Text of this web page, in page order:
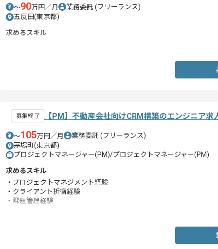
〜90万円／月 業務委託 (フリーランス)
五反田(東京都)
求めるスキル
募集終了 【PM】不動産会社向けCRM構築のエンジニア求
〜105万円／月 業務委託 (フリーランス)
茅場町(東京都)
プロジェクトマネージャー(PM)/プロジェクトマネージャー(PM)
求めるスキル
・プロジェクトマネジメント経験
・クライアント折衝経験
・課題管理経験